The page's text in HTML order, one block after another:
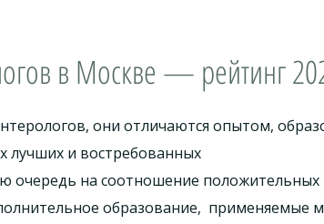
в Москве — рейтинг
они отличаются опытом,
лучших и востребованных
очередь на соотношение
образование, применяемые